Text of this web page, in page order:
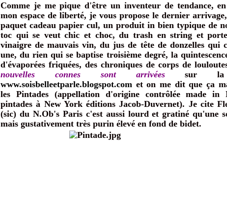
Comme je me pique d'être un inventeur de tendance,
mon espace de liberté, je vous propose le dernier
paquet cadeau papier cul, un produit in bien typique de
toc qui se veut chic et choc, du trash en string et
vinaigre de mauvais vin, du jus de tête de donzelles qui
une, du rien qui se baptise troisième degré, la
d'évaporées friquées, des chroniques de corps de
nouvelles connes sont arrivéessur la
www.soisbelleetparle.blogspot.com et on me dit que ça
les Pintades (appellation d'origine contrôlée made in
pintades à New York éditions Jacob-Duvernet). Je cite
(sic) du N.Ob's Paris c'est aussi lourd et gratiné qu'une
mais gustativement très purin élevé en fond de bidet.